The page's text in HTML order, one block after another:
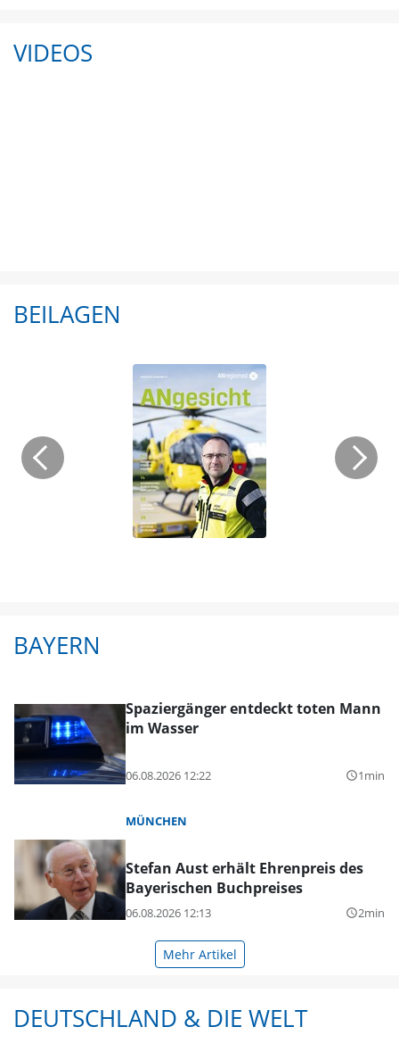
VIDEOS
BEILAGEN
BAYERN
Spaziergänger entdeckt toten Mann
im Wasser
06.08.2026 12:22 query_builder1min
MÜNCHEN
Stefan Aust erhält Ehrenpreis des
Bayerischen Buchpreises
06.08.2026 12:13 query_builder2min
Mehr Artikel
DEUTSCHLAND & DIE WELT